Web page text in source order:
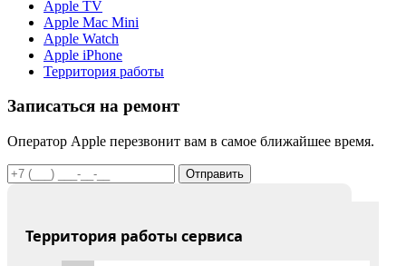
Apple TV
Apple Mac Mini
Apple Watch
Apple iPhone
Территория работы
Записаться на ремонт
Оператор Apple перезвонит вам в самое ближайшее время.
Отправить
Территория работы сервиса